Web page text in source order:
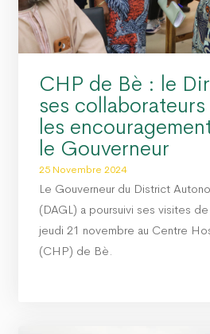
CHP de Bè : le
ses
les
le Gouverneur
25 Novembre 2024
Le Gouverneur du District
(DAGL) a poursuivi ses visites
jeudi 21 novembre au Centre
(CHP) de Bè.